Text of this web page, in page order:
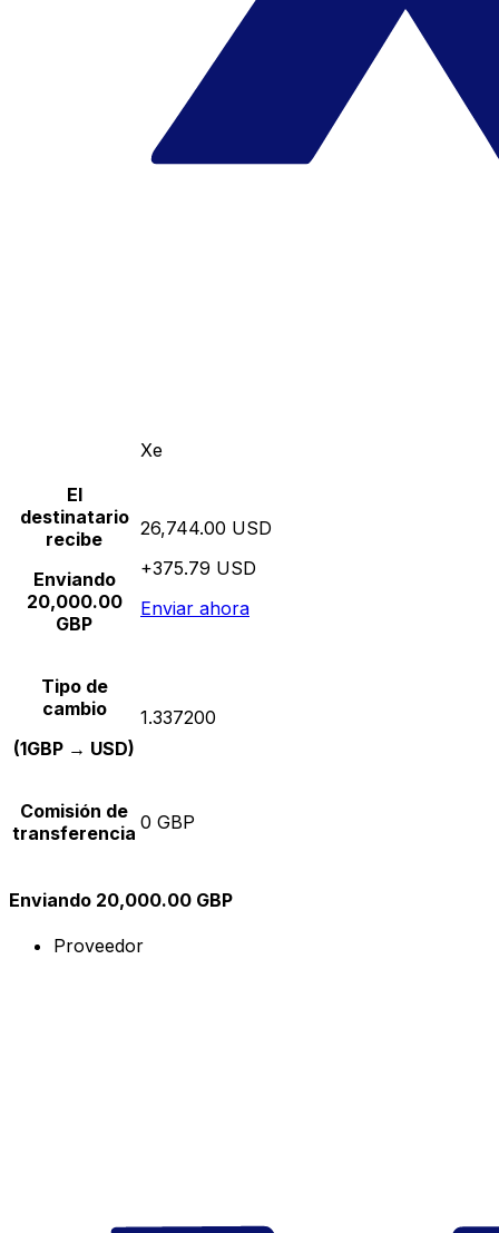
Xe
El
destinatario
recibe
Enviando
20,000.00
GBP
26,744.00 USD
+375.79 USD
Enviar ahora
Tipo de
cambio
(1GBP → USD)
1.337200
Comisión de
transferencia 0 GBP
Enviando 20,000.00 GBP
Proveedor